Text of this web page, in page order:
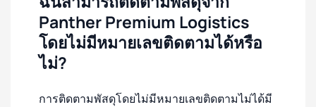
Panther Premium Logistics
โดยไม่มีหมายเลขติดตามได้หรือ
ไม่?
การติดตามพัสดุโดยไม่มีหมายเลขติดตามไม่ได้มี